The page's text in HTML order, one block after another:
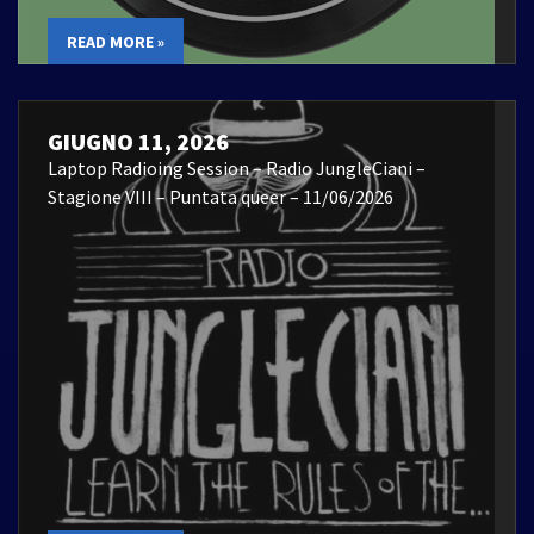
READ MORE »
GIUGNO 11, 2026
Laptop Radioing Session – Radio JungleCiani –
Stagione VIII – Puntata queer – 11/06/2026